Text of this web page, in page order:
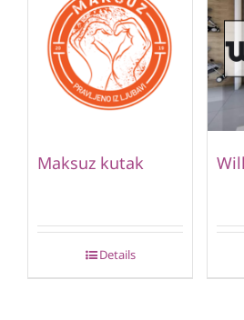
Maksuz kutak
Details